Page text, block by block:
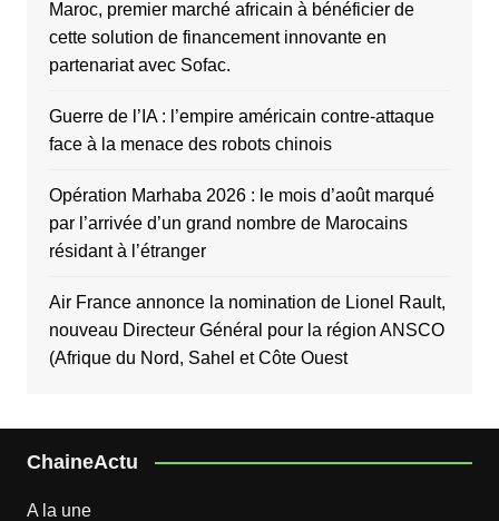
Maroc, premier marché africain à bénéficier de
cette solution de financement innovante en
partenariat avec Sofac.
Guerre de l’IA : l’empire américain contre-attaque
face à la menace des robots chinois
Opération Marhaba 2026 : le mois d’août marqué
par l’arrivée d’un grand nombre de Marocains
résidant à l’étranger
Air France annonce la nomination de Lionel Rault,
nouveau Directeur Général pour la région ANSCO
(Afrique du Nord, Sahel et Côte Ouest
ChaineActu
A la une